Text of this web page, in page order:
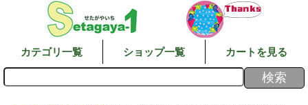
カテゴリ一覧 ショップ一覧 カートを見る